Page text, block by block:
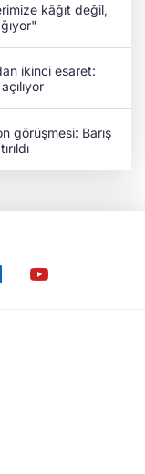
kâğıt değil,
ikinci esaret:
görüşmesi: Barış